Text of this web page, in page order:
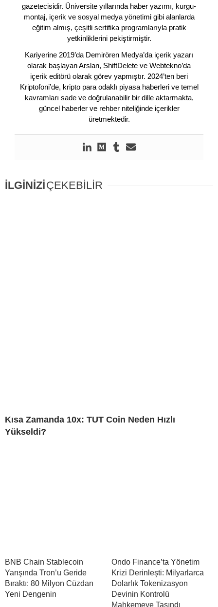
gazetecisidir. Üniversite yıllarında haber yazımı, kurgu-
montaj, içerik ve sosyal medya yönetimi gibi alanlarda
eğitim almış, çeşitli sertifika programlarıyla pratik
yetkinliklerini pekiştirmiştir.
Kariyerine 2019’da Demirören Medya’da içerik yazarı
olarak başlayan Arslan, ShiftDelete ve Webtekno’da
içerik editörü olarak görev yapmıştır. 2024’ten beri
Kriptofoni’de, kripto para odaklı piyasa haberleri ve temel
kavramları sade ve doğrulanabilir bir dille aktarmakta,
güncel haberler ve rehber niteliğinde içerikler
üretmektedir.
İLGİNİZİÇEKEBİLİR
Kısa Zamanda 10x: TUT Coin Neden Hızlı
Yükseldi?
BNB Chain Stablecoin
Yarışında Tron’u Geride
Bıraktı: 80 Milyon Cüzdan
Yeni Dengenin
Ondo Finance’ta Yönetim
Krizi Derinleşti: Milyarlarca
Dolarlık Tokenizasyon
Devinin Kontrolü
Mahkemeye Taşındı